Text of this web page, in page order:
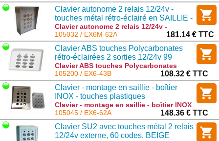
Clavier autonome 2 relais 12/24v -
touches métal rétro-éclairé en SAILLIE -
avec visière (remplace le EX5M-62A)
Clavier autonome 2 relais 12/24v -
touches métal rétro-éclairé en SAILLIE -
avec visière (remplace le EX5M-62A) :
EX6M-62A
105032 / EX6M-62A
181.14 € TTC
Clavier ABS touches Polycarbonates
rétro-éclairées 2 sorties 12/24v 99
Codes - 2 sorties (10A & 2A) (remplace
le EX5-43B))
Clavier ABS touches Polycarbonates
rétro-éclairées 2 sorties 12/24v 99 Codes
- 2 sorties (10A & 2A) (remplace le EX5-
43B)) : EX6-43B
105200 / EX6-43B
108.32 € TTC
Clavier - montage en saillie - boîtier
INOX - touches plastiques
rétroéclairées - 2 relais - bus RS-485 -
1000 codes
Clavier - montage en saillie - boîtier INOX
- touches plastiques rétroéclairées - 2
relais - bus RS-485 - 1000 codes : EX6-
62A
105045 / EX6-62A
148.36 € TTC
Clavier SU2 avec touches métal 2 relais
12/24v externe, 60 codes, BEIGE